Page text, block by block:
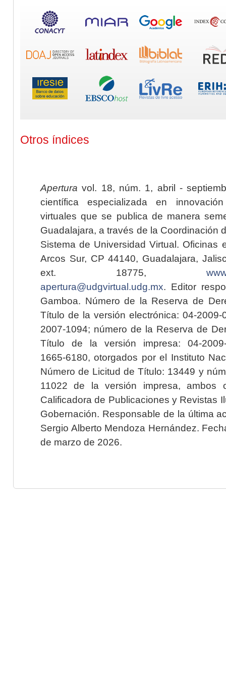
Otros índices
Apertura vol. 18, núm. 1, abril -
científica especializada en
virtuales que se publica de manera
Guadalajara, a través de la Coordinación
Sistema de Universidad Virtual. Oficinas
Arcos Sur, CP 44140, Guadalajara,
ext. 18775,
apertura@udgvirtual.udg.mx. Editor
Gamboa. Número de la Reserva de
Título de la versión electrónica: 04-2009-
2007-1094; número de la Reserva de
Título de la versión impresa: 04-2009-
1665-6180, otorgados por el Instituto
Número de Licitud de Título: 13449 y
11022 de la versión impresa, ambos
Calificadora de Publicaciones y Revistas
Gobernación. Responsable de la última
Sergio Alberto Mendoza Hernández.
de marzo de 2026.